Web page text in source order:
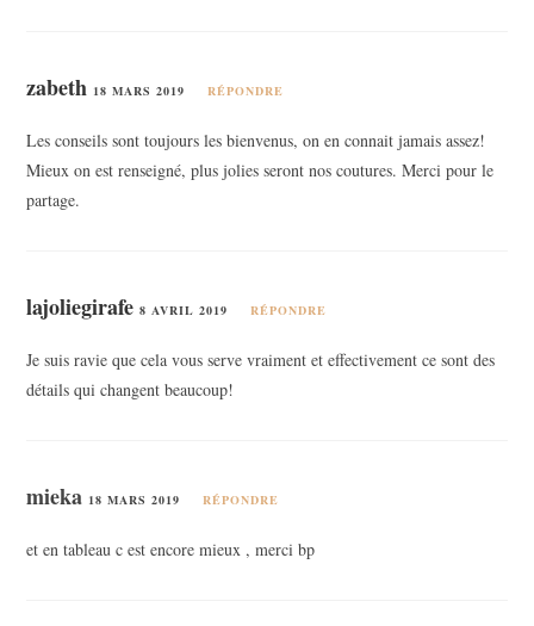
zabeth 18 MARS 2019 RÉPONDRE
Les conseils sont toujours les bienvenus, on en connait jamais assez!
Mieux on est renseigné, plus jolies seront nos coutures. Merci pour le
partage.
lajoliegirafe 8 AVRIL 2019 RÉPONDRE
Je suis ravie que cela vous serve vraiment et effectivement ce sont des
détails qui changent beaucoup!
mieka 18 MARS 2019 RÉPONDRE
et en tableau c est encore mieux , merci bp